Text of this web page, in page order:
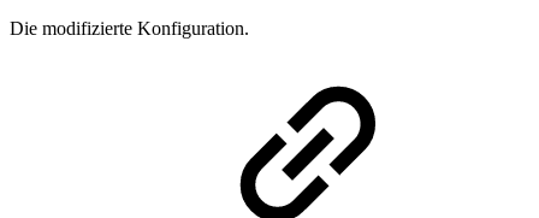
Die modifizierte Konfiguration.